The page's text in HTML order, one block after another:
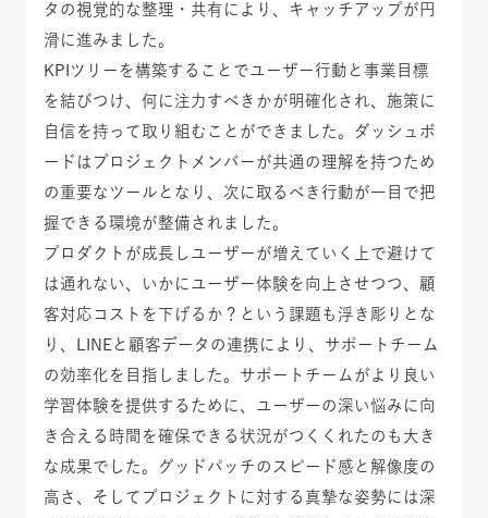
タの視覚的な整理・共有により、キャッチアップが円
滑に進みました。
KPIツリーを構築することでユーザー行動と事業目標
を結びつけ、何に注力すべきかが明確化され、施策に
自信を持って取り組むことができました。ダッシュボ
ードはプロジェクトメンバーが共通の理解を持つため
の重要なツールとなり、次に取るべき行動が一目で把
握できる環境が整備されました。
プロダクトが成長しユーザーが増えていく上で避けて
は通れない、いかにユーザー体験を向上させつつ、顧
客対応コストを下げるか？という課題も浮き彫りとな
り、LINEと顧客データの連携により、サポートチーム
の効率化を目指しました。サポートチームがより良い
学習体験を提供するために、ユーザーの深い悩みに向
き合える時間を確保できる状況がつくくれたのも大き
な成果でした。グッドパッチのスピード感と解像度の
高さ、そしてプロジェクトに対する真摯な姿勢には深